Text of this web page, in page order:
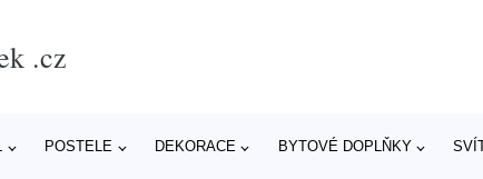
.cz
POSTELE DEKORACE BYTOVÉ DOPLŇKY